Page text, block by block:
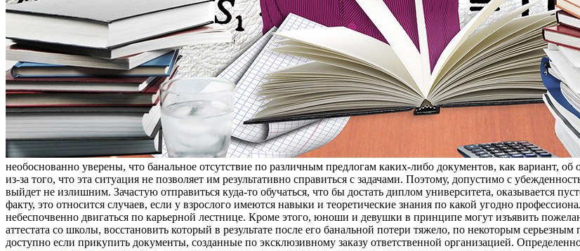
необоснованно уверены, что банальное отсутствие по различным предлогам каких-либо документов, как вариант,
из-за того, что эта ситуация не позволяет им результативно справиться с задачами. Поэтому, допустимо с
выйдет не излишним. Зачастую отправиться куда-то обучаться, что бы достать диплом университета, оказывается
факту, это относится случаев, если у взрослого имеются навыки и теоретические знания по какой угодно
небеспочвенно двигаться по карьерной лестнице. Кроме этого, юноши и девушки в принципе могут изъявить
аттестата со школы, восстановить который в результате после его банальной потери тяжело, по некоторым
доступно если прикупить документы, созданные по эксклюзивному заказу ответственной организацией.